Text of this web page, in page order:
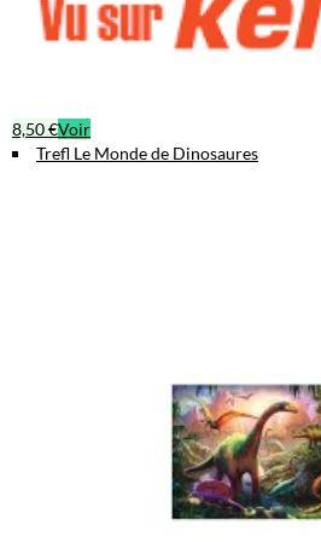
8,50 €Voir
Trefl Le Monde de Dinosaures